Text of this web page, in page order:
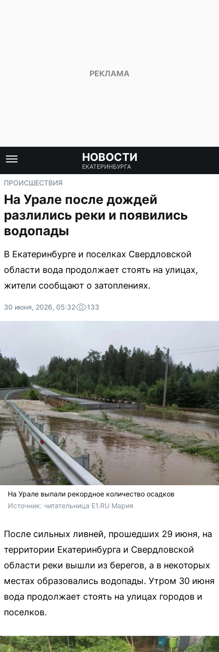
НОВОСТИ
ЕКАТЕРИНБУРГА
ПРОИСШЕСТВИЯ
На Урале после дождей
разлились реки и появились
водопады
В Екатеринбурге и поселках Свердловской
области вода продолжает стоять на улицах,
жители сообщают о затоплениях.
30 июня, 2026, 05:32 133
На Урале выпали рекордное количество осадков
Источник: читательница E1.RU Мария
После сильных ливней, прошедших 29 июня, на
территории Екатеринбурга и Свердловской
области реки вышли из берегов, а в некоторых
местах образовались водопады. Утром 30 июня
вода продолжает стоять на улицах городов и
поселков.